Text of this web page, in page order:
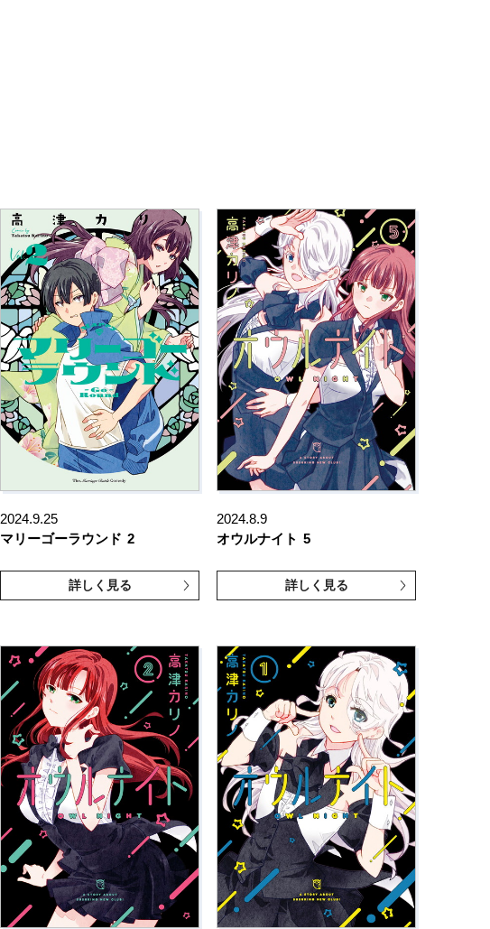
2024.9.25
マリーゴーラウンド 2
詳しく見る
2024.8.9
オウルナイト 5
詳しく見る